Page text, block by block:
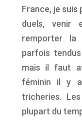
France, je
duels, venir
remporter la
parfois
mais il faut
féminin il y
tricheries.
plupart du